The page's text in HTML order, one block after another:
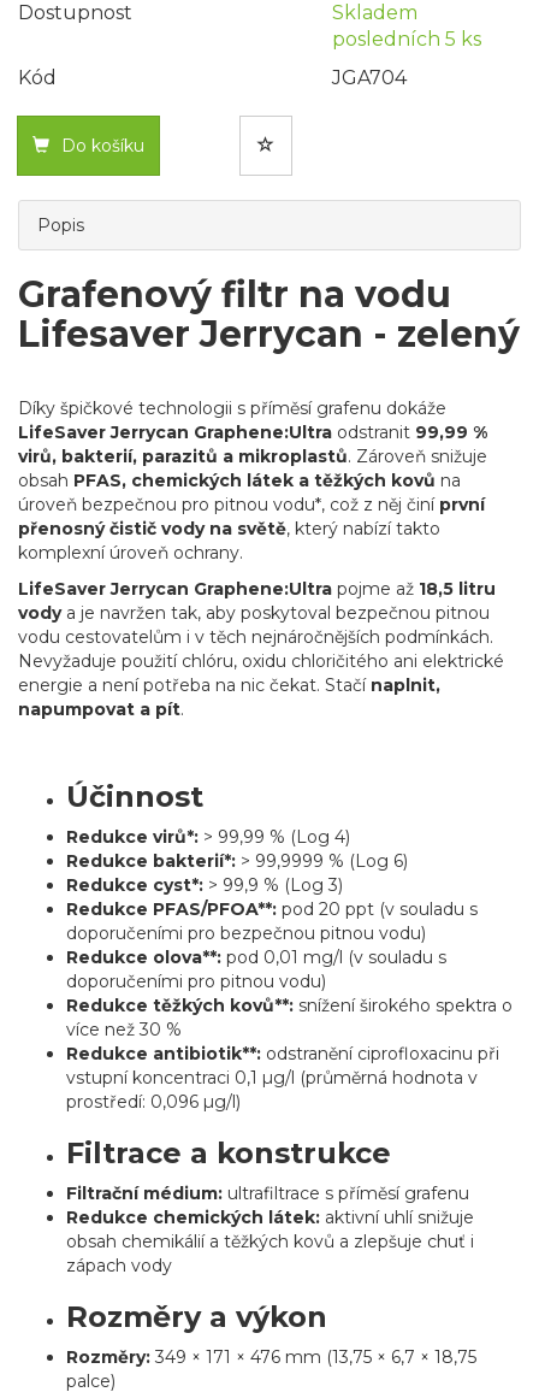
Dostupnost
Skladem
posledních 5 ks
Kód
JGA704
Do košíku
Popis
Grafenový filtr na vodu
Lifesaver Jerrycan - zelený
Díky špičkové technologii s příměsí grafenu dokáže
LifeSaver Jerrycan Graphene:Ultra odstranit 99,99 %
virů, bakterií, parazitů a mikroplastů. Zároveň snižuje
obsah PFAS, chemických látek a těžkých kovů na
úroveň bezpečnou pro pitnou vodu*, což z něj činí první
přenosný čistič vody na světě, který nabízí takto
komplexní úroveň ochrany.
LifeSaver Jerrycan Graphene:Ultra pojme až 18,5 litru
vodya je navržen tak, aby poskytoval bezpečnou pitnou
vodu cestovatelům i v těch nejnáročnějších podmínkách.
Nevyžaduje použití chlóru, oxidu chloričitého ani elektrické
energie a není potřeba na nic čekat. Stačí naplnit,
napumpovat a pít.
Účinnost
Redukce virů*: > 99,99 % (Log 4)
Redukce bakterií*: > 99,9999 % (Log 6)
Redukce cyst*: > 99,9 % (Log 3)
Redukce PFAS/PFOA**: pod 20 ppt (v souladu s
doporučeními pro bezpečnou pitnou vodu)
Redukce olova**: pod 0,01 mg/l (v souladu s
doporučeními pro pitnou vodu)
Redukce těžkých kovů**: snížení širokého spektra o
více než 30 %
Redukce antibiotik**: odstranění ciprofloxacinu při
vstupní koncentraci 0,1 µg/l (průměrná hodnota v
prostředí: 0,096 µg/l)
Filtrace a konstrukce
Filtrační médium: ultrafiltrace s příměsí grafenu
Redukce chemických látek: aktivní uhlí snižuje
obsah chemikálií a těžkých kovů a zlepšuje chuť i
zápach vody
Rozměry a výkon
Rozměry: 349 × 171 × 476 mm (13,75 × 6,7 × 18,75
palce)